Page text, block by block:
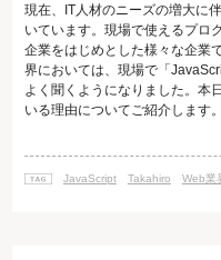
現在、IT人材のニーズの増大に
いています。現場で使えるプロ
企業をはじめとした様々な企業
界においては、現場で「
よく聞くようになりました。本
いる理由についてご紹介します
2017年版のアメリカRedMonk
っています。 1.JavaScript
JavaScript Takahiro Web業